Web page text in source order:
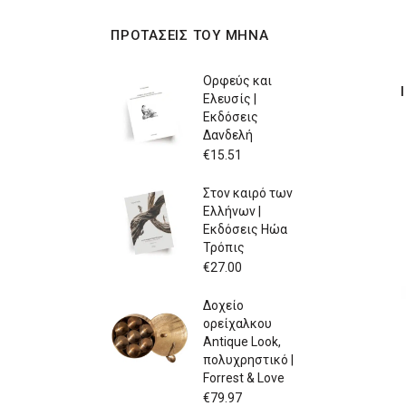
ΠΡΟΤΑΣΕΙΣ ΤΟΥ ΜΗΝΑ
Ορφεύς και
Ελευσίς |
Εκδόσεις
Δανδελή
€15.51
Στον καιρό των
Ελλήνων |
Εκδόσεις Ηώα
Τρόπις
€27.00
Δοχείο
ορείχαλκου
Antique Look,
πολυχρηστικό |
Forrest & Love
€79.97